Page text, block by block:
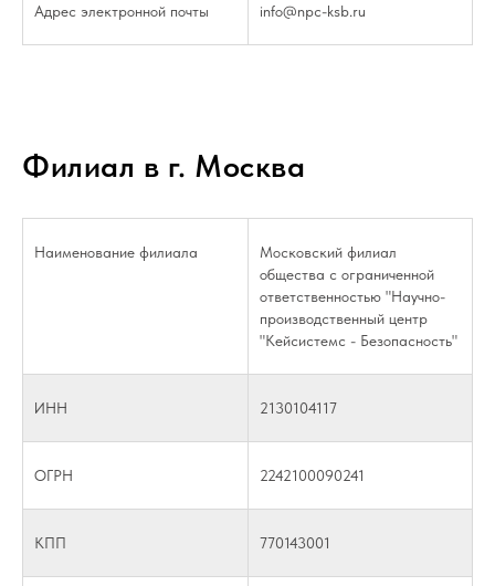
Адрес электронной почты info@npc-ksb.ru
Филиал в г. Москва
Наименование филиала
Московский филиал
общества с ограниченной
ответственностью "Научно-
производственный центр
"Кейсистемс - Безопасность"
ИНН 2130104117
ОГРН 2242100090241
КПП 770143001